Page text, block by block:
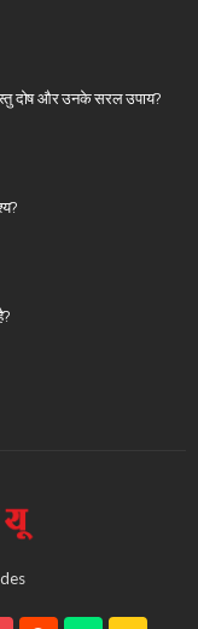
दोष और उनके सरल उपाय?